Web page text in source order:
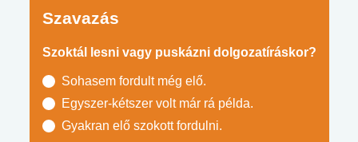
Szavazás
Szoktál lesni vagy puskázni dolgozatíráskor?
Sohasem fordult még elő.
Egyszer-kétszer volt már rá példa.
Gyakran elő szokott fordulni.